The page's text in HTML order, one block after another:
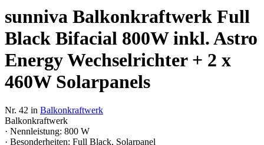
sunniva Balkonkraftwerk Full
Black Bifacial 800W inkl. Astro
Energy Wechselrichter + 2 x
460W Solarpanels
Nr. 42 in Balkonkraftwerk
Balkonkraftwerk
· Nennleistung: 800 W
· Besonderheiten: Full Black, Solarpanel